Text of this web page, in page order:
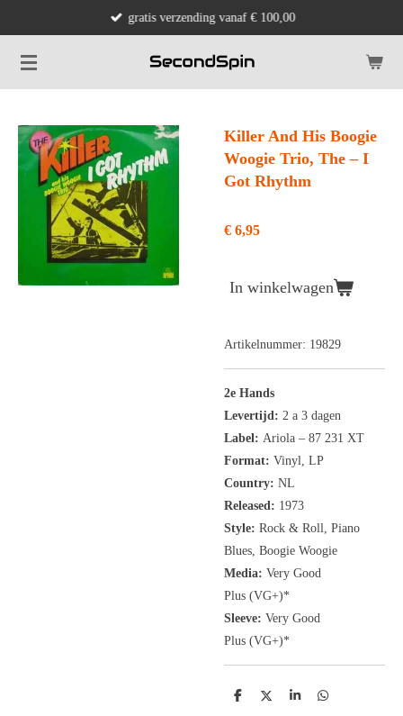
naar
de
gratis verzending vanaf € 100,00
Killer And His Boogie
Woogie Trio, The ‎– I
Got Rhythm
€ 6,95
In winkelwagen
Artikelnummer: 19829
2e Hands
Levertijd: 2 a 3 dagen
Label: Ariola ‎– 87 231 XT
Format: Vinyl, LP
Country: NL
Released: 1973
Style: Rock & Roll, Piano
Blues, Boogie Woogie
Media: Very Good
Plus (VG+)*
Sleeve: Very Good
Plus (VG+)*
D
D
S
D